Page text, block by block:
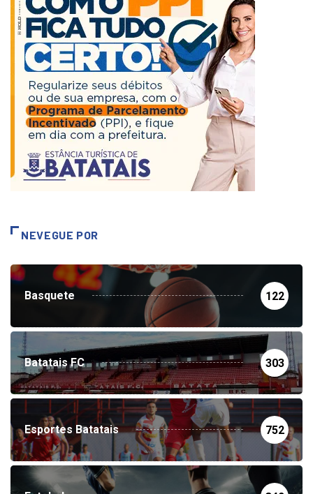
NEVEGUE POR
Basquete 122
Batatais FC 303
Esportes Batatais 752